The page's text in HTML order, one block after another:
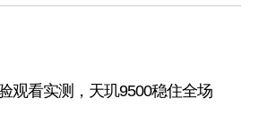
观看实测，天玑9500稳住全场